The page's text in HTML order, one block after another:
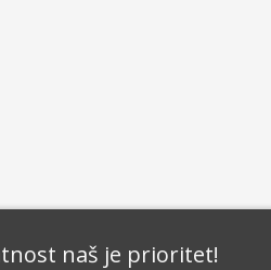
naš je prioritet!